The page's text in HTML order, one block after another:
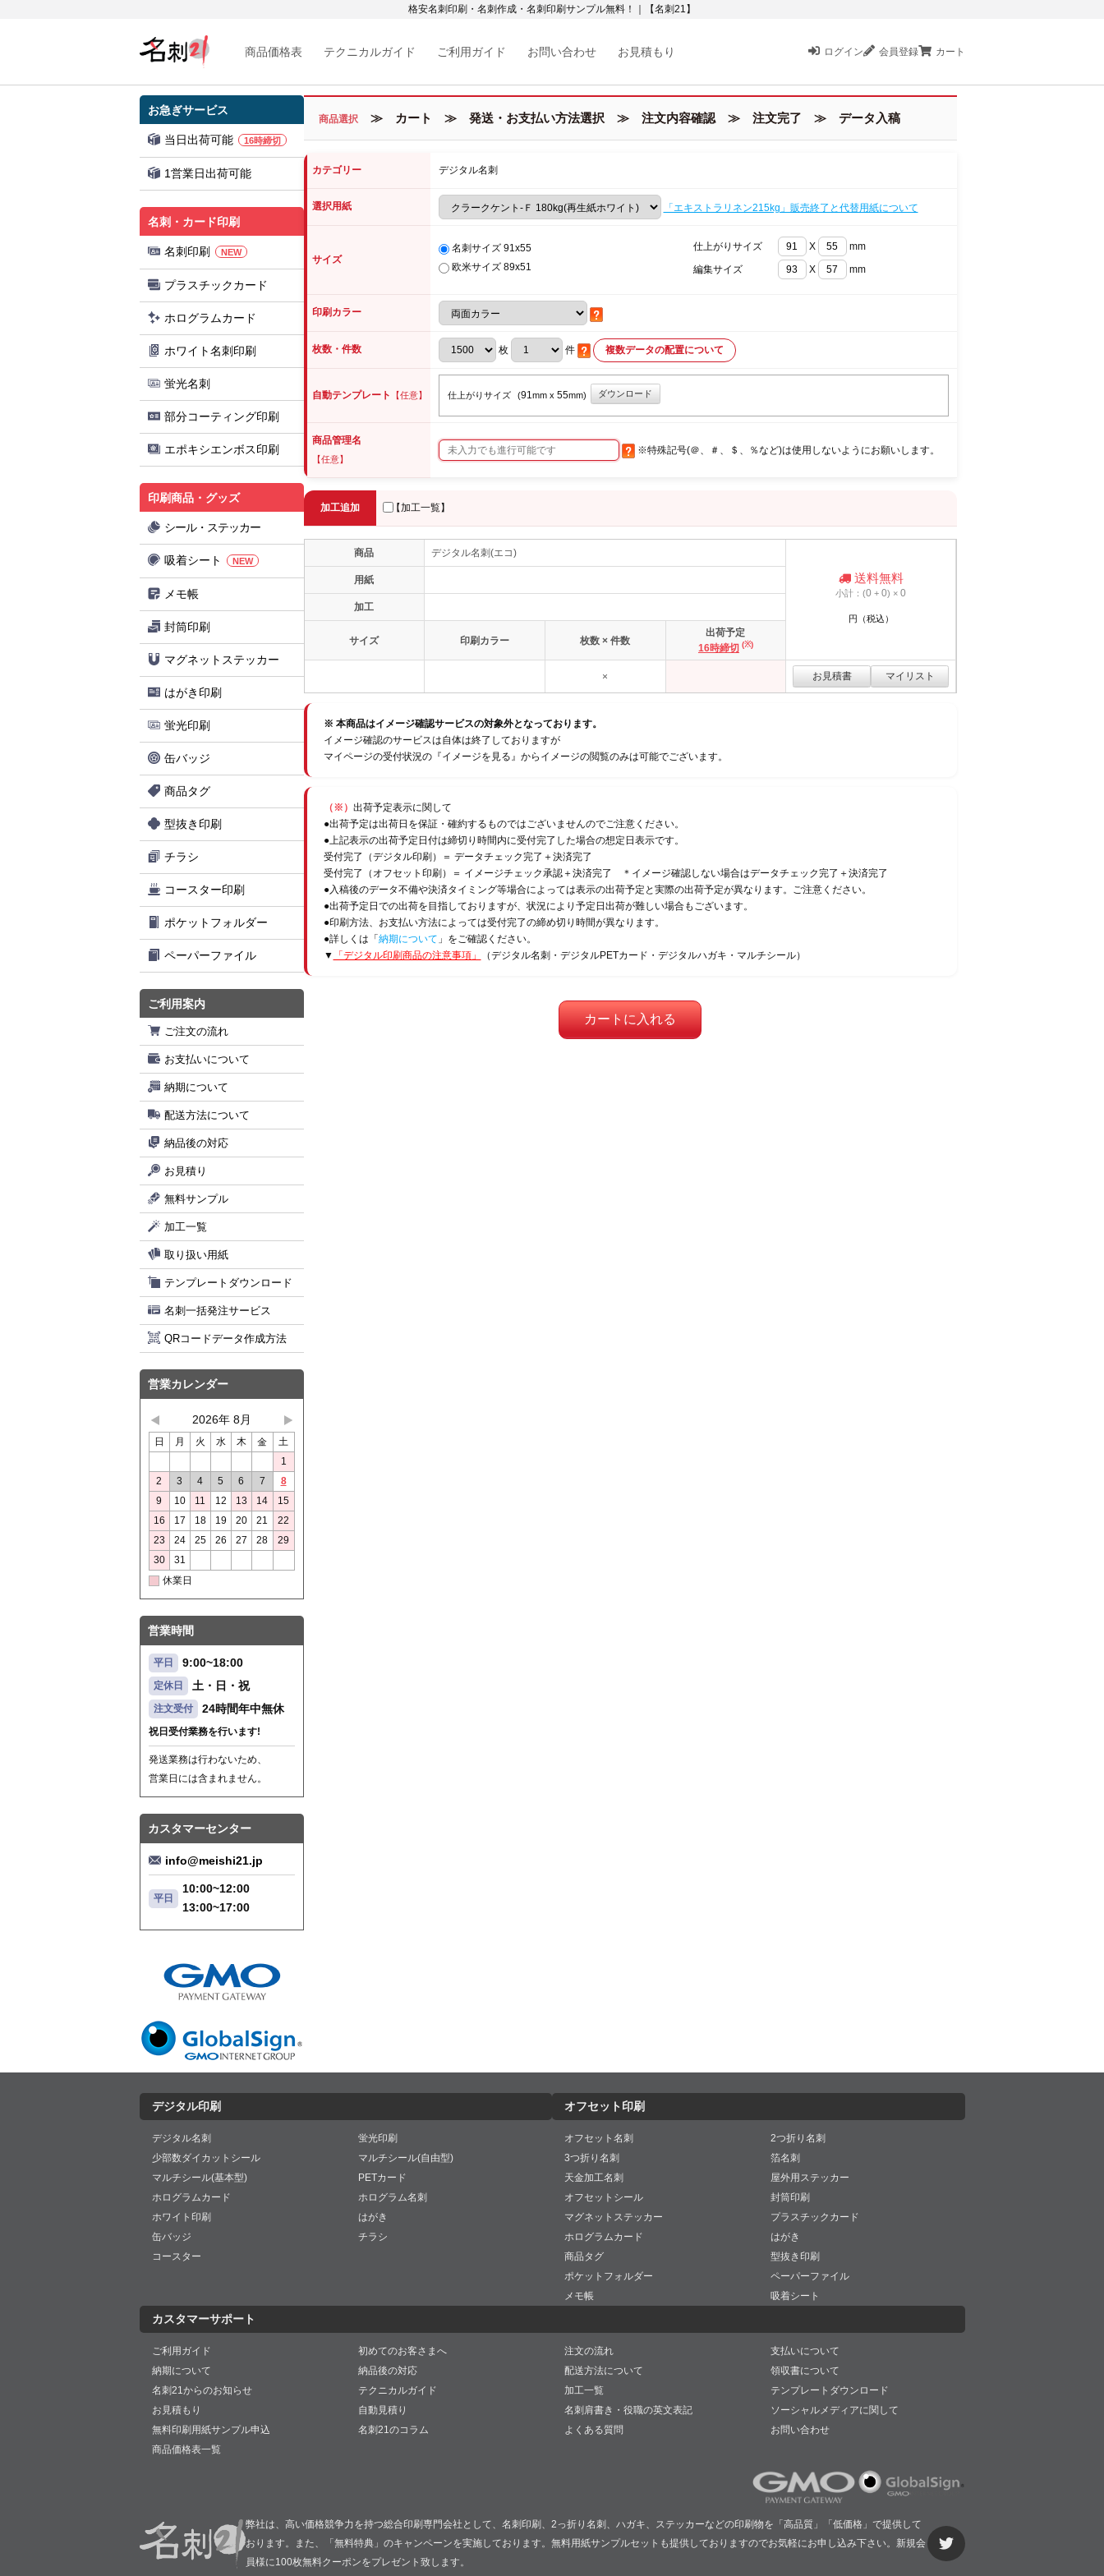
格安名刺印刷・名刺作成・名刺印刷サンプル無料！｜【名刺21】
商品価格表 テクニカルガイド ご利用ガイド お問い合わせ お見積もり ログイン 会員登録 カート
お急ぎサービス
当日出荷可能 16時締切
1営業日出荷可能
名刺・カード印刷
名刺印刷 NEW
プラスチックカード
ホログラムカード
ホワイト名刺印刷
蛍光名刺
部分コーティング印刷
エポキシエンボス印刷
印刷商品・グッズ
シール・ステッカー
吸着シート NEW
メモ帳
封筒印刷
マグネットステッカー
はがき印刷
蛍光印刷
缶バッジ
商品タグ
型抜き印刷
チラシ
コースター印刷
ポケットフォルダー
ペーパーファイル
ご利用案内
ご注文の流れ
お支払いについて
納期について
配送方法について
納品後の対応
お見積り
無料サンプル
加工一覧
取り扱い用紙
テンプレートダウンロード
名刺一括発注サービス
QRコードデータ作成方法
営業カレンダー
2026年 8月
日 月 火 水 木 金
土
1
2
3 4 5 6 7
8
9
10 11 12 13 14
15
16
17 18 19 20 21
22
23
24 25 26 27 28
29
30
31
休業日
営業時間
平日 9:00~18:00
定休日 土・日・祝
注文受付 24時間年中無休
祝日受付業務を行います!
発送業務は行わないため、
営業日には含まれません。
カスタマーセンター
info@meishi21.jp
平日
10:00~12:00
13:00~17:00
商品選択≫ カート ≫ 発送・お支払い方法選択 ≫ 注文内容確認 ≫ 注文完了 ≫ データ入稿
カテゴリー デジタル名刺
選択用紙 「エキストラリネン215kg」販売終了と代替用紙について
サイズ
名刺サイズ 91x55
欧米サイズ 89x51
仕上がりサイズ X
mm
編集サイズ
X mm
印刷カラー
枚数・件数 枚 件 複数データの配置について
自動テンプレート 【任意】 仕上がりサイズ (91mm x 55mm) ダウンロード
商品管理名
【任意】
※特殊記号(＠、＃、＄、％など)は使用しないようにお願いします。
加工追加 【加工一覧】
商品 デジタル名刺(エコ)
用紙
加工
サイズ 印刷カラー 枚数 × 件数
出荷予定
16時締切 (※)
×
送料無料
小計：(0 +0) ×0
円（税込）
※ 本商品はイメージ確認サービスの対象外となっております。
イメージ確認のサービスは自体は終了しておりますが
マイページの受付状況の『イメージを見る』からイメージの閲覧のみは可能でございます。
（※） 出荷予定表示に関して
●出荷予定は出荷日を保証・確約するものではございませんのでご注意ください。
●上記表示の出荷予定日付は締切り時間内に受付完了した場合の想定日表示です。
受付完了（デジタル印刷）＝ データチェック完了＋決済完了
受付完了（オフセット印刷）＝ イメージチェック承認＋決済完了 ＊イメージ確認しない場合はデータチェック完了＋決済完了
●入稿後のデータ不備や決済タイミング等場合によっては表示の出荷予定と実際の出荷予定が異なります。ご注意ください。
●出荷予定日での出荷を目指しておりますが、状況により予定日出荷が難しい場合もございます。
●印刷方法、お支払い方法によっては受付完了の締め切り時間が異なります。
●詳しくは「 納期について 」をご確認ください。
▼
「デジタル印刷商品の注意事項」 （デジタル名刺・デジタルPETカード・デジタルハガキ・マルチシール）
デジタル印刷
デジタル名刺
蛍光印刷
少部数ダイカットシール
マルチシール(自由型)
マルチシール(基本型)
PETカード
ホログラムカード
ホログラム名刺
ホワイト印刷
はがき
缶バッジ
チラシ
コースター
オフセット印刷
オフセット名刺
2つ折り名刺
3つ折り名刺
箔名刺
天金加工名刺
屋外用ステッカー
オフセットシール
封筒印刷
マグネットステッカー
プラスチックカード
ホログラムカード
はがき
商品タグ
型抜き印刷
ポケットフォルダー
ペーパーファイル
メモ帳
吸着シート
カスタマーサポート
ご利用ガイド 初めてのお客さまへ 注文の流れ
支払いについて
納期について
納品後の対応 配送方法について
領収書について
名刺21からのお知らせ
テクニカルガイド 加工一覧
テンプレートダウンロード
お見積もり
自動見積り 名刺肩書き・役職の英文表記
ソーシャルメディアに関して
無料印刷用紙サンプル申込
名刺21のコラム よくある質問
お問い合わせ
商品価格表一覧
弊社は、高い価格競争力を持つ総合印刷専門会社として、名刺印刷、2っ折り名刺、ハガキ、ステッカーなどの印刷物を「高品質」「低価格」で提供して
おります。また、「無料特典」のキャンペーンを実施しております。無料用紙サンプルセットも提供しておりますのでお気軽にお申し込み下さい。新規会
員様に100枚無料クーポンをプレゼント致します。